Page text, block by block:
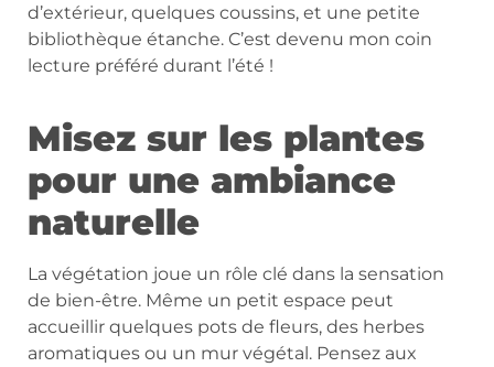
d’extérieur, quelques coussins, et une petite
bibliothèque étanche. C’est devenu mon coin
lecture préféré durant l’été !
Misez sur les plantes
pour une ambiance
naturelle
La végétation joue un rôle clé dans la sensation
de bien-être. Même un petit espace peut
accueillir quelques pots de fleurs, des herbes
aromatiques ou un mur végétal. Pensez aux